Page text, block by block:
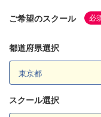
ご希望のスクール 必
都道府県選択
スクール選択